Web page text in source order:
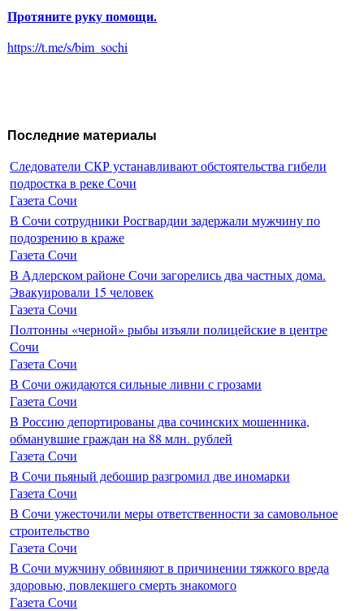
Протяните руку помощи.
https://t.me/s/bim_sochi
Последние материалы
Следователи СКР устанавливают обстоятельства гибели
подростка в реке Сочи
Газета Сочи
В Сочи сотрудники Росгвардии задержали мужчину по
подозрению в краже
Газета Сочи
В Адлерском районе Сочи загорелись два частных дома.
Эвакуировали 15 человек
Газета Сочи
Полтонны «черной» рыбы изъяли полицейские в центре
Сочи
Газета Сочи
В Сочи ожидаются сильные ливни с грозами
Газета Сочи
В Россию депортированы два сочинских мошенника,
обманувшие граждан на 88 млн. рублей
Газета Сочи
В Сочи пьяный дебошир разгромил две иномарки
Газета Сочи
В Сочи ужесточили меры ответственности за самовольное
строительство
Газета Сочи
В Сочи мужчину обвиняют в причинении тяжкого вреда
здоровью, повлекшего смерть знакомого
Газета Сочи